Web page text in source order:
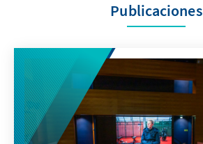
Publicaciones